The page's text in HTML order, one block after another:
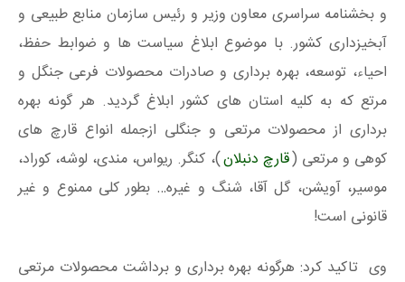
و بخشنامه سراسری معاون وزیر و رئیس سازمان منابع طبیعی و
آبخیزداری کشور. با موضوع ابلاغ سیاست ها و ضوابط حفظ،
احیاء، توسعه، بهره‌ برداری و صادرات محصولات فرعی جنگل و
مرتع که به کلیه استان های کشور ابلاغ گردید. هر گونه بهره‌
برداری از محصولات مرتعی و جنگلی ازجمله انواع قارچ های
کوهی و مرتعی (قارچ دنبلان)، کنگر. ریواس، مندی، لوشه، کوراد،
موسیر، آویشن، گل آقا، شنگ و غیره… بطور کلی ممنوع و غیر
قانونی است!
وی تاکید کرد: هرگونه بهره برداری و برداشت محصولات مرتعی